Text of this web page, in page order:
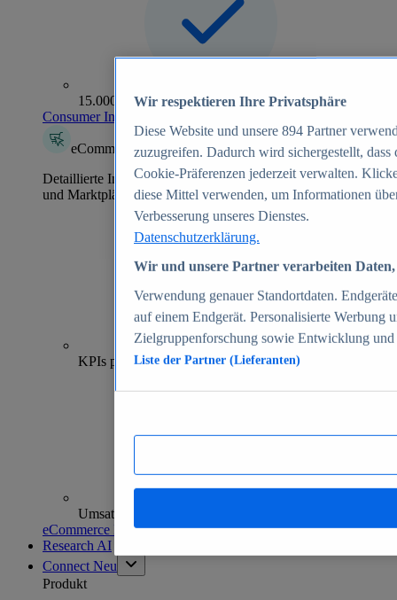
15.000+ Marken
Consumer Insights entdecken
eCommerce Insights
Detaillierte Informationen zu mehr als 39.000 Online-Shops
und Marktplätzen
70+
KPIs pro Shop
Umsatzanalysen und -prognosen
eCommerce Insights entdecken
Research AI
Connect Neu
Produkt
Wir respektieren Ihre Privatsphäre
Diese Website und unsere 894 Partner
zuzugreifen. Dadurch wird sichergestellt,
Cookie-Präferenzen jederzeit verwalten.
diese Mittel verwenden, um Informationen
Verbesserung unseres Dienstes.
Datenschutzerklärung.
Wir und unsere Partner verarbeiten
Verwendung genauer Standortdaten.
auf einem Endgerät. Personalisierte Werbung
Zielgruppenforschung sowie Entwicklung
Liste der Partner (Lieferanten)